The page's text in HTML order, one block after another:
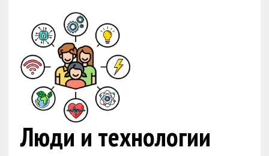
Люди и технологии